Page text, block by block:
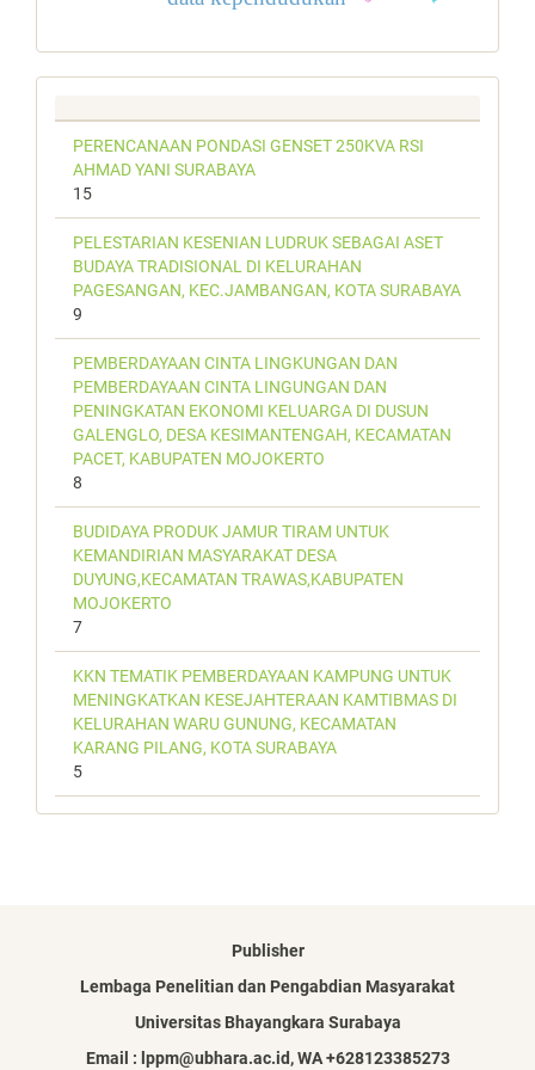
PERENCANAAN PONDASI GENSET 250KVA RSI
AHMAD YANI SURABAYA
15
PELESTARIAN KESENIAN LUDRUK SEBAGAI ASET
BUDAYA TRADISIONAL DI KELURAHAN
PAGESANGAN, KEC.JAMBANGAN, KOTA SURABAYA
9
PEMBERDAYAAN CINTA LINGKUNGAN DAN
PEMBERDAYAAN CINTA LINGUNGAN DAN
PENINGKATAN EKONOMI KELUARGA DI DUSUN
GALENGLO, DESA KESIMANTENGAH, KECAMATAN
PACET, KABUPATEN MOJOKERTO
8
BUDIDAYA PRODUK JAMUR TIRAM UNTUK
KEMANDIRIAN MASYARAKAT DESA
DUYUNG,KECAMATAN TRAWAS,KABUPATEN
MOJOKERTO
7
KKN TEMATIK PEMBERDAYAAN KAMPUNG UNTUK
MENINGKATKAN KESEJAHTERAAN KAMTIBMAS DI
KELURAHAN WARU GUNUNG, KECAMATAN
KARANG PILANG, KOTA SURABAYA
5
Publisher
Lembaga Penelitian dan Pengabdian Masyarakat
Universitas Bhayangkara Surabaya
Email : lppm@ubhara.ac.id, WA +628123385273